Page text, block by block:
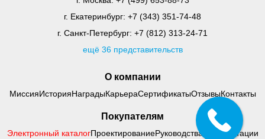
О компании
МиссияИсторияНаградыКарьераСертификатыОтзывыКонтакты
Покупателям
Электронный каталогПроектированиеРуководства по адаптации
г. Екатеринбург: +7 (343) 351-74-48
г. Санкт-Петербург: +7 (812) 313-24-71
ещё 36 представительств